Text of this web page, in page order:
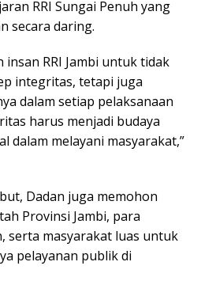
RRI Sungai Penuh yang
secara daring.
insan RRI Jambi untuk tidak
integritas, tetapi juga
dalam setiap pelaksanaan
harus menjadi budaya
dalam melayani masyarakat,”
Dadan juga memohon
Provinsi Jambi, para
serta masyarakat luas untuk
pelayanan publik di